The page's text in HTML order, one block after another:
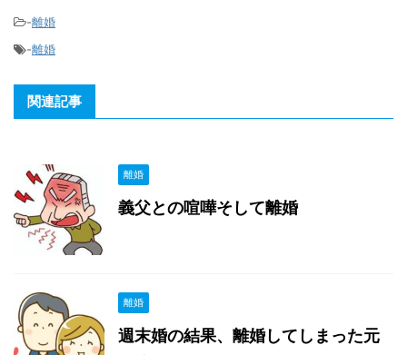
-離婚
-離婚
関連記事
離婚
義父との喧嘩そして離婚
離婚
週末婚の結果、離婚してしまった元